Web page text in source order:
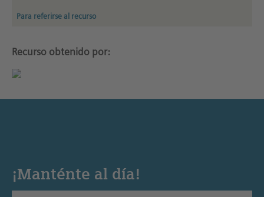
Para referirse al recurso
Recurso obtenido por:
¡Manténte al día!